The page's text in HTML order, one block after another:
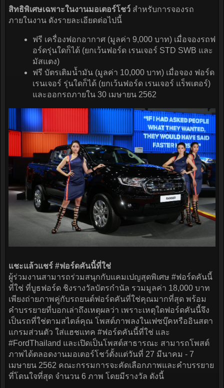
สิทธิพิเศษเฉพาะในงานมอเตอร์โชว์ สำหรับการจองรถ
ภายในงาน ดังรายละเอียดต่อไปนี้
ฟรี เครื่องฟอกอากาศ (มูลค่า 9,000 บาท) เมื่อจองรถฟ
อร์ดรุ่นใดก็ได้ (ยกเว้นฟอร์ด เรนเจอร์ STD SWB และ
มัสแตง)
ฟรี บัตรเติมน้ำมัน (มูลค่า 10,000 บาท) เมื่อจอง ฟอร์ด
เรนเจอร์ รุ่นใดก็ได้ (ยกเว้นฟอร์ด เรนเจอร์ แร็พเตอร์)
และออกรถภายใน 30 เมษายน 2562
แชะแล้วแชร์ #ฟอร์ดคันนี้ที่ใช่
ผู้ร่วมงานสามารถร่วมสนุกกับแคมเปญสุดพิเศษ #ฟอร์ดคันนี้
ที่ใช่ ที่บูธฟอร์ด ชิงรางวัลบัตรกำนัล รวมมูลค่า 18,000 บาท
เพียงถ่ายภาพคู่กับรถยนต์ฟอร์ดคันที่ใช่คุณมากที่สุด พร้อม
คำบรรยายที่บอกเล่าถึงเหตุผลว่า เพราะเหตุใดฟอร์ดคันนี้จึง
เป็นรถที่ใช่ตามสไตล์คุณ โพสต์ภาพลงในเฟซบุ๊คหรืออินสตา
แกรมส่วนตัว ใส่แฮชแทค #ฟอร์ดคันนี้ที่ใช่ และ
#FordThailand และเปิดเป็นโพสต์สาธารณะ สามารถโพสต์
ภาพได้ตลอดงานมอเตอร์โชว์ตั้งแต่วันที่ 27 มีนาคม - 7
เมษายน 2562 คณะกรรมการจะคัดเลือกภาพและคำบรรยาย
ที่โดนใจที่สุด จำนวน 6 ภาพ โดยมีรางวัล ดังนี้